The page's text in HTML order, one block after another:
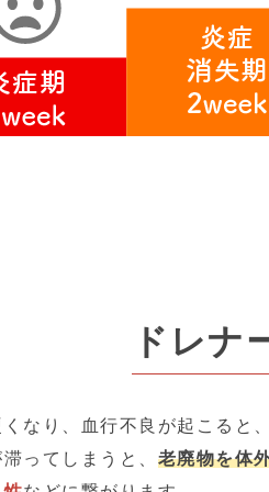
ドレナ
なり、血行不良が起こると、
ってしまうと、 老廃物を体